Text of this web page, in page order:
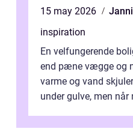
15 may 2026
inspiration
En velfungerende
end pæne vægge og
varme og vand
under gulve, men når